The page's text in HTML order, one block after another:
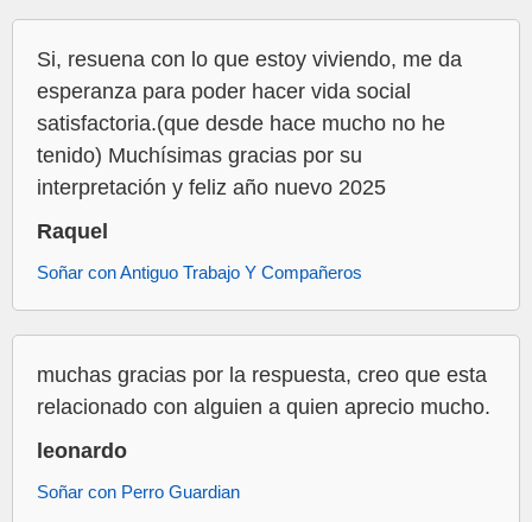
Si, resuena con lo que estoy viviendo, me da
esperanza para poder hacer vida social
satisfactoria.(que desde hace mucho no he
tenido) Muchísimas gracias por su
interpretación y feliz año nuevo 2025
Raquel
Soñar con Antiguo Trabajo Y Compañeros
muchas gracias por la respuesta, creo que esta
relacionado con alguien a quien aprecio mucho.
leonardo
Soñar con Perro Guardian